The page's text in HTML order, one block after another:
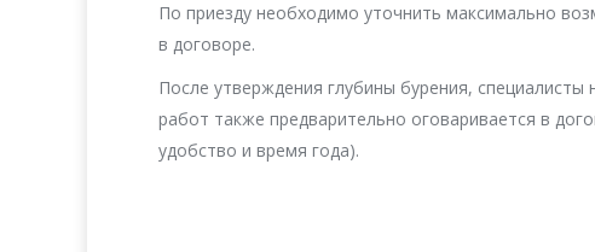
По приезду необходимо уточнить максимально
в договоре.
После утверждения глубины бурения,
работ также предварительно оговаривается в
удобство и время года).